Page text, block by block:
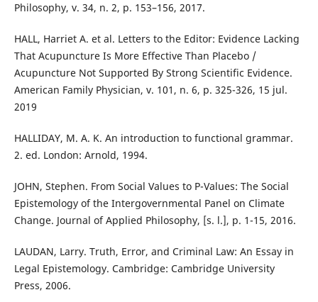
Philosophy, v. 34, n. 2, p. 153–156, 2017.
HALL, Harriet A. et al. Letters to the Editor: Evidence Lacking
That Acupuncture Is More Effective Than Placebo /
Acupuncture Not Supported By Strong Scientific Evidence.
American Family Physician, v. 101, n. 6, p. 325-326, 15 jul.
2019
HALLIDAY, M. A. K. An introduction to functional grammar.
2. ed. London: Arnold, 1994.
JOHN, Stephen. From Social Values to P-Values: The Social
Epistemology of the Intergovernmental Panel on Climate
Change. Journal of Applied Philosophy, [s. l.], p. 1-15, 2016.
LAUDAN, Larry. Truth, Error, and Criminal Law: An Essay in
Legal Epistemology. Cambridge: Cambridge University
Press, 2006.